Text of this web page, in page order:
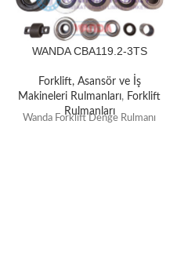
WANDA CBA119.2-3TS
Forklift, Asansör ve İş
Makineleri Rulmanları, Forklift
Rulmanları
Wanda Forklift Denge Rulmanı